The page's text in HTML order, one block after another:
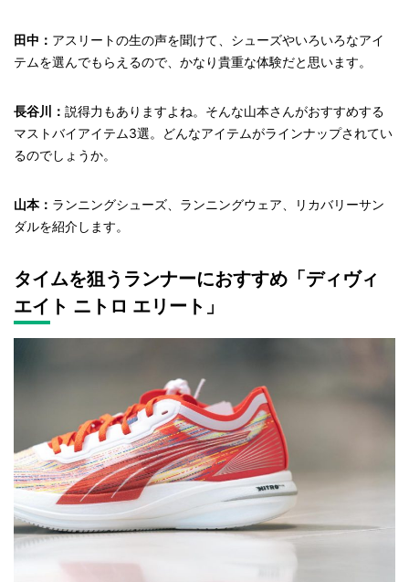
田中： アスリートの生の声を聞けて、シューズやいろいろなアイ
テムを選んでもらえるので、かなり貴重な体験だと思います。
長谷川： 説得力もありますよね。そんな山本さんがおすすめする
マストバイアイテム3選。どんなアイテムがラインナップされてい
るのでしょうか。
山本： ランニングシューズ、ランニングウェア、リカバリーサン
ダルを紹介します。
タイムを狙うランナーにおすすめ「ディヴィ
エイト ニトロ エリート」